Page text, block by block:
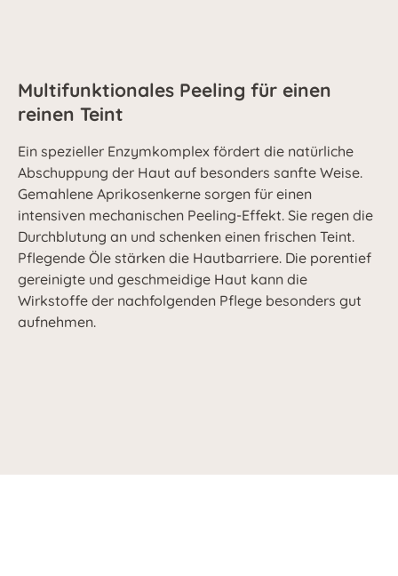
Multifunktionales Peeling für einen
reinen Teint
Ein spezieller Enzymkomplex fördert die natürliche
Abschuppung der Haut auf besonders sanfte Weise.
Gemahlene Aprikosenkerne sorgen für einen
intensiven mechanischen Peeling-Effekt. Sie regen die
Durchblutung an und schenken einen frischen Teint.
Pflegende Öle stärken die Hautbarriere. Die porentief
gereinigte und geschmeidige Haut kann die
Wirkstoffe der nachfolgenden Pflege besonders gut
aufnehmen.